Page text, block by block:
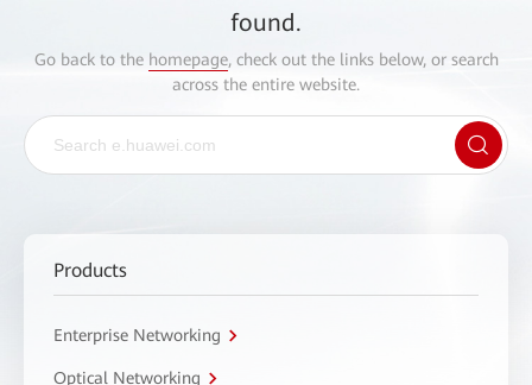
found.
Go back to the homepage, check out the links below, or search
across the entire website.
Products
Enterprise Networking
Optical Networking